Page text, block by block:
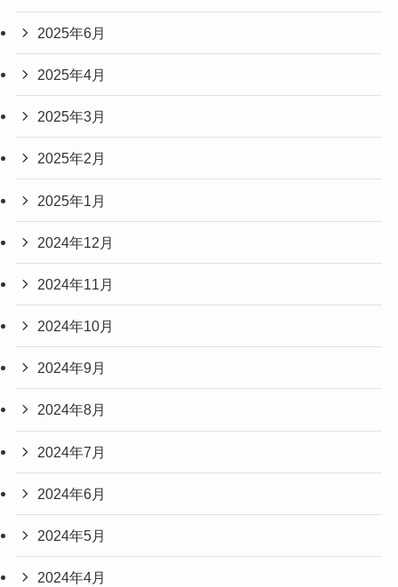
2025年6月
2025年4月
2025年3月
2025年2月
2025年1月
2024年12月
2024年11月
2024年10月
2024年9月
2024年8月
2024年7月
2024年6月
2024年5月
2024年4月